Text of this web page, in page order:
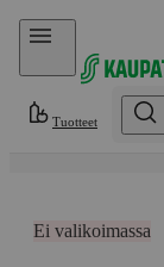
Hyppää sisältöön
Tuotteet
Ei valikoimassa